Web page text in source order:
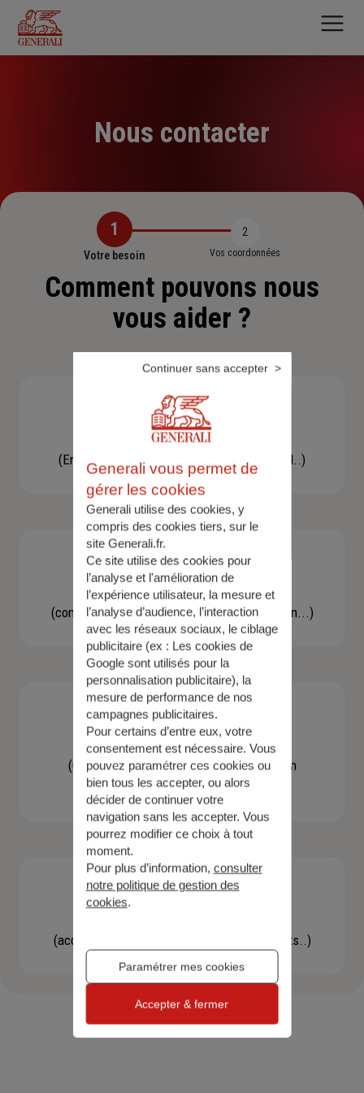
contenu
principal
Nous contacter
1
Votre besoin
2
Vos coordonnées
Comment pouvons nous
vous aider ?
Besoin d'une assistance
(En cas d'accident, bris de glace, un conseil..)
Demande d'information
(concernant une actualité, une réglementation...)
Contacter un agent
(Obtenir un devis, une information, faire un
bilan...)
(accéder à l'espace client, gérer mes contrats..)
Generali vous permet de
gérer les cookies
Generali utilise des cookies, y
compris des cookies tiers, sur le
site Generali.fr.
Ce site utilise des cookies pour
l’analyse et l'amélioration de
l’expérience utilisateur, la mesure et
l’analyse d’audience, l’interaction
avec les réseaux sociaux, le ciblage
publicitaire (ex : Les cookies de
Google sont utilisés pour la
personnalisation publicitaire), la
mesure de performance de nos
campagnes publicitaires.
Pour certains d’entre eux, votre
consentement est nécessaire. Vous
pouvez paramétrer ces cookies ou
bien tous les accepter, ou alors
décider de continuer votre
navigation sans les accepter. Vous
pourrez modifier ce choix à tout
moment.
Pour plus d’information, consulter
notre politique de gestion des
cookies.
Paramétrer mes cookies
Continuer sans accepter
Accepter & fermer